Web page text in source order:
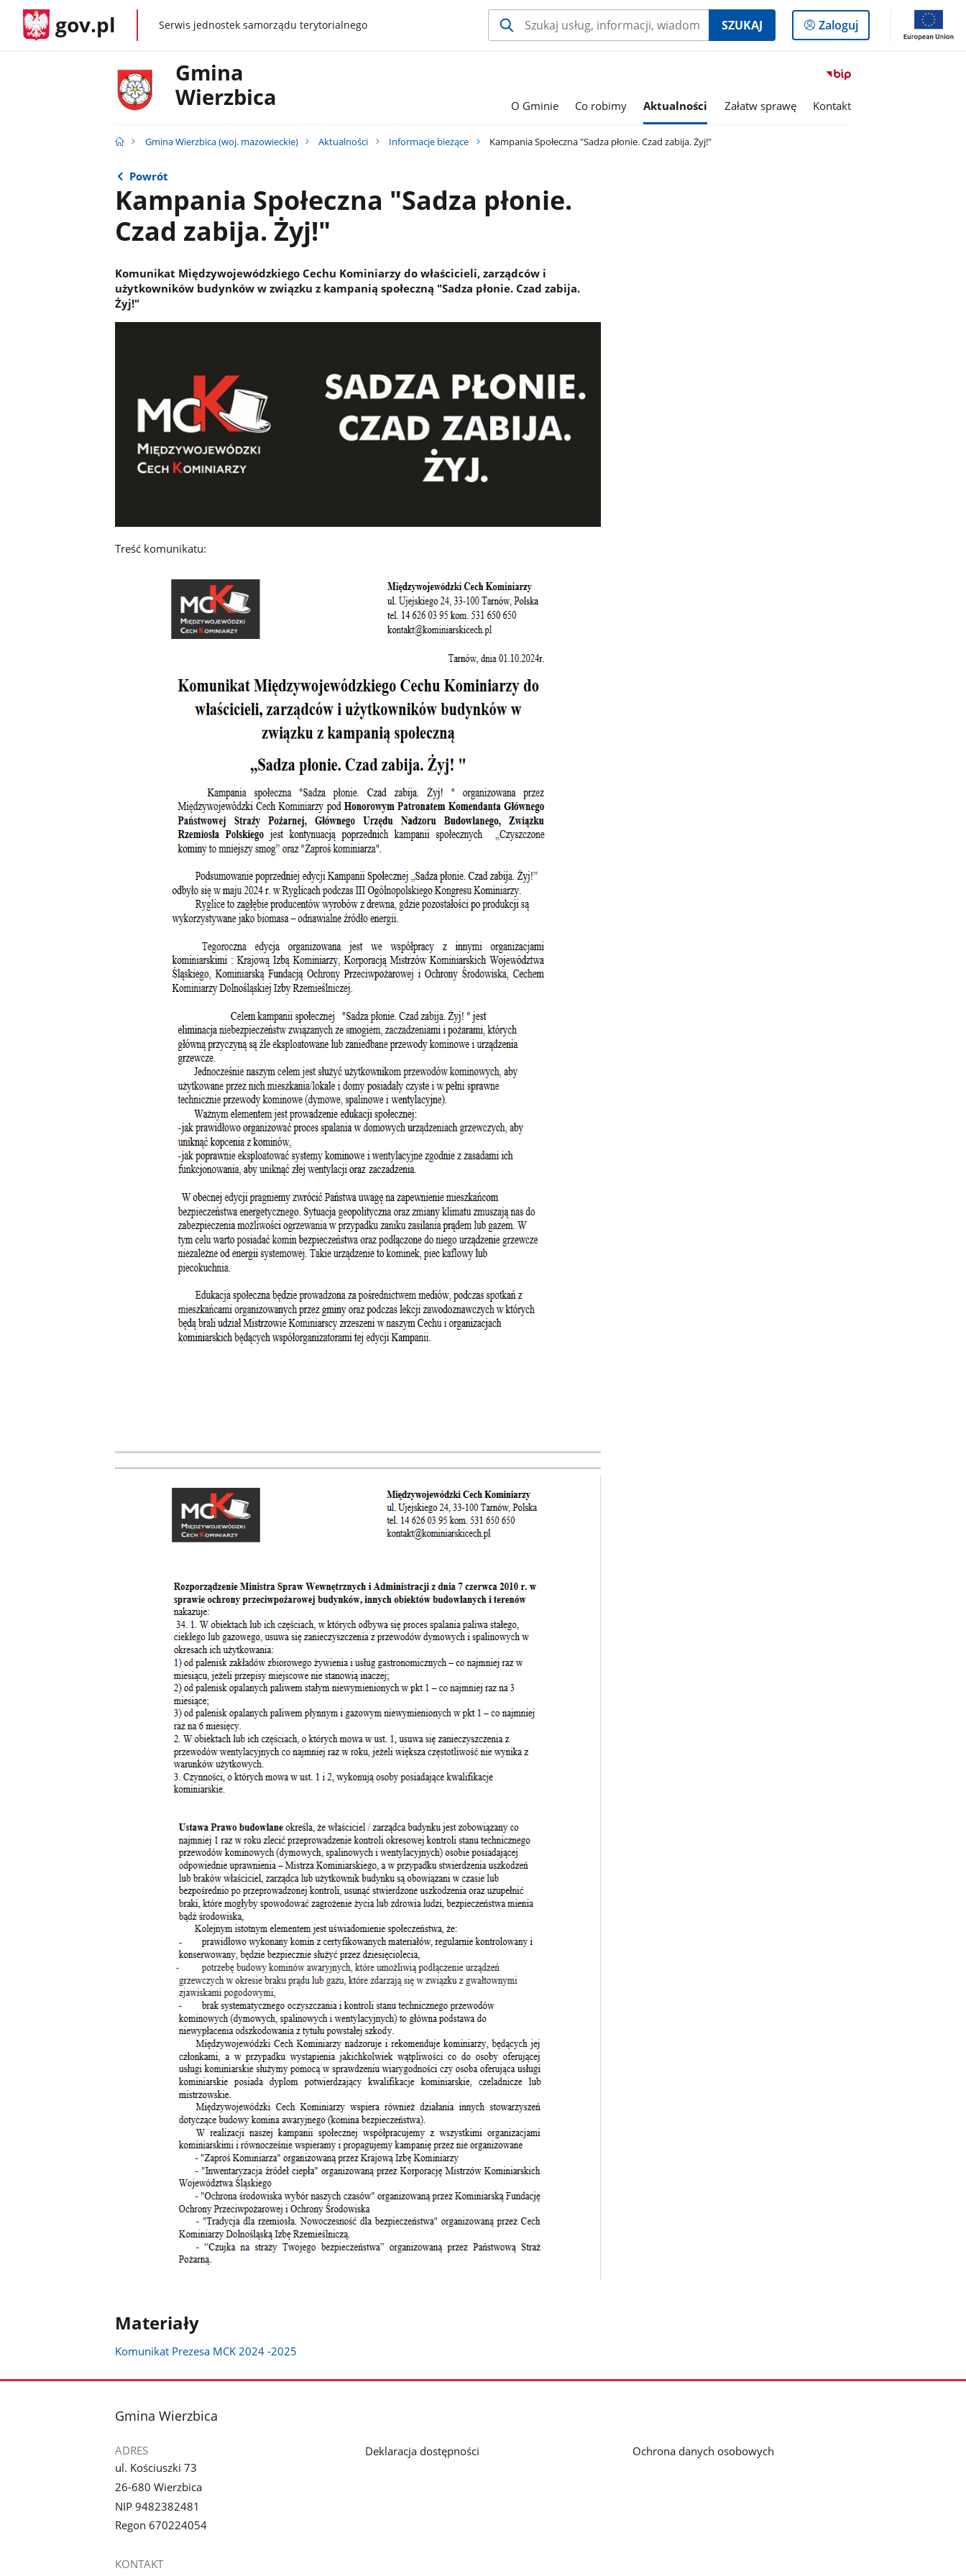
gov.pl gov.plSerwis jednostek samorządu terytorialnego SZUKAJ
Logowanie
do
Zaloguj
Przejdź
serwisu
Gmina
Wierzbica
O Gminie Co robimy Aktualności Załatw sprawę Kontakt
Gmina Wierzbica (woj. mazowieckie) Aktualności Informacje bieżące Kampania Społeczna "Sadza płonie. Czad zabija. Żyj!"
Powrót
Kampania Społeczna "Sadza płonie.
Czad zabija. Żyj!"
Komunikat Międzywojewódzkiego Cechu Kominiarzy do właścicieli, zarządców i
użytkowników budynków w związku z kampanią społeczną "Sadza płonie. Czad zabija.
Żyj!"
Treść komunikatu:
Materiały
Komunikat Prezesa MCK 2024 -2025
stopka
Gmina Wierzbica
ADRES
ul. Kościuszki 73
26-680 Wierzbica
NIP 9482382481
Regon 670224054
KONTAKT
Deklaracja dostępności Ochrona danych osobowych